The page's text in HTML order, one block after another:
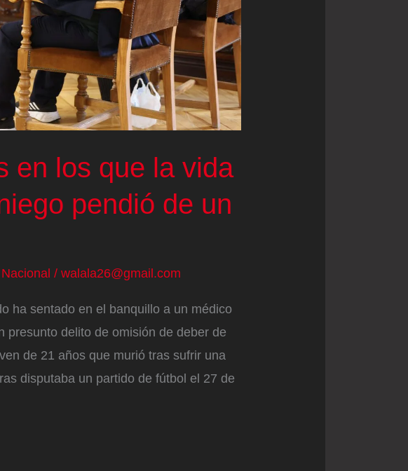
en los que la vida
pendió de un
Nacional / walala26@gmail.com
ha sentado en el banquillo a un médico
presunto delito de omisión de deber de
de 21 años que murió tras sufrir una
disputaba un partido de fútbol el 27 de